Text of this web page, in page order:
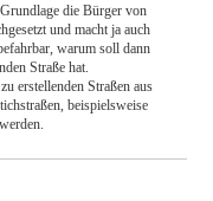
die Bürger von
und macht ja auch
warum soll dann
Straße hat.
erstellenden Straßen aus
beispielsweise